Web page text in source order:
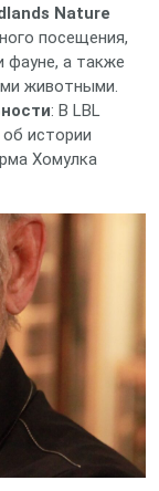
Nature
посещения,
фауне, а также
животными.
: В LBL
истории
Хомулка